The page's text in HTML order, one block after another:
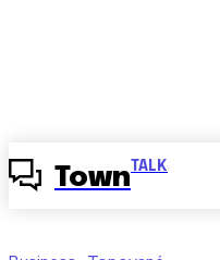
Town TALK